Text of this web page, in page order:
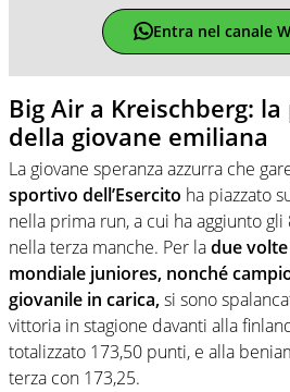
Entra nel canale
Big Air a Kreischberg:
della giovane emiliana
La giovane speranza azzurra che
sportivo dell’Esercito ha piazzato
nella prima run, a cui ha aggiunto
nella terza manche. Per ladue
mondiale juniores, nonché
giovanile in carica,si sono
vittoria in stagione davanti alla
totalizzato 173,50 punti, e alla
terza con 173,25.